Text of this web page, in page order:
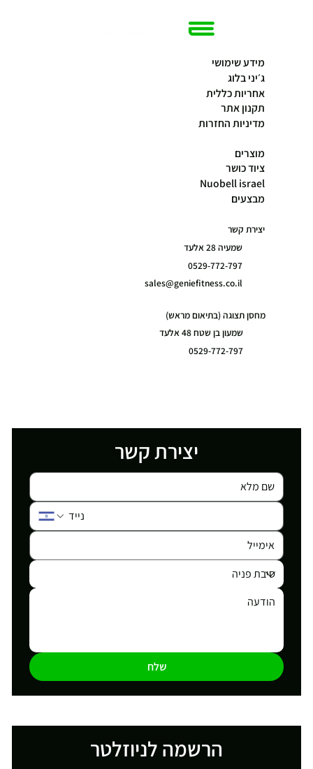
מידע שימושי
ג׳יני בלוג
אחריות כללית
תקנון אתר
מדיניות החזרות
מוצרים
ציוד כושר
Nuobell israel
מבצעים
יצירת קשר
שמעיה 28 אלעד
0529-772-797
sales@geniefitness.co.il
מחסן תצוגה (בתיאום מראש)
שמעון בן שטח 48 אלעד
0529-772-797
יצירת קשר
שלח
הרשמה לניוזלטר